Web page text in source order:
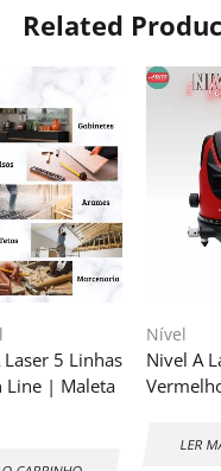
Related
5 Linhas
Line | Maleta
Nível
Nivel A
LER